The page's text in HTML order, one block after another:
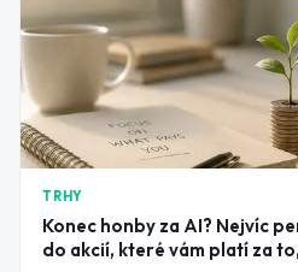
NOVÉ
TRHY
Konec honby za AI? Nejvíc
do akcií, které vám platí za